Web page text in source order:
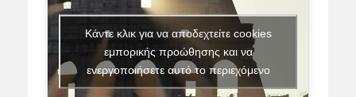
Κάντε κλικ για να αποδεχτείτε cookies
εμπορικής προώθησης και να
ενεργοποιήσετε αυτό το περιεχόμενο